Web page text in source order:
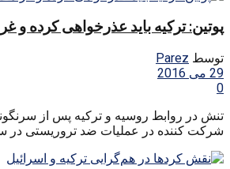
پوتین: ترکیه باید عذرخواهی کرده و
توسط Parez
29 می 2016
0
تنش در روابط روسیه و ترکیه پس از
شرکت کننده در عملیات ضد تروریستی در